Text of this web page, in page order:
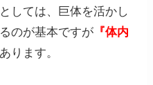
しては、巨体を活かし
のが基本ですが 『体内
ります。